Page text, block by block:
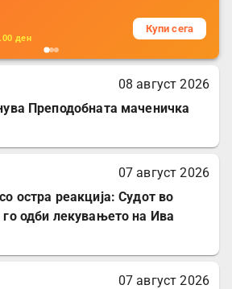
ден
Купи сега
08 август 2026
Преподобната маченичка
07 август 2026
остра реакција: Судот во
одби лекувањето на Ива
07 август 2026